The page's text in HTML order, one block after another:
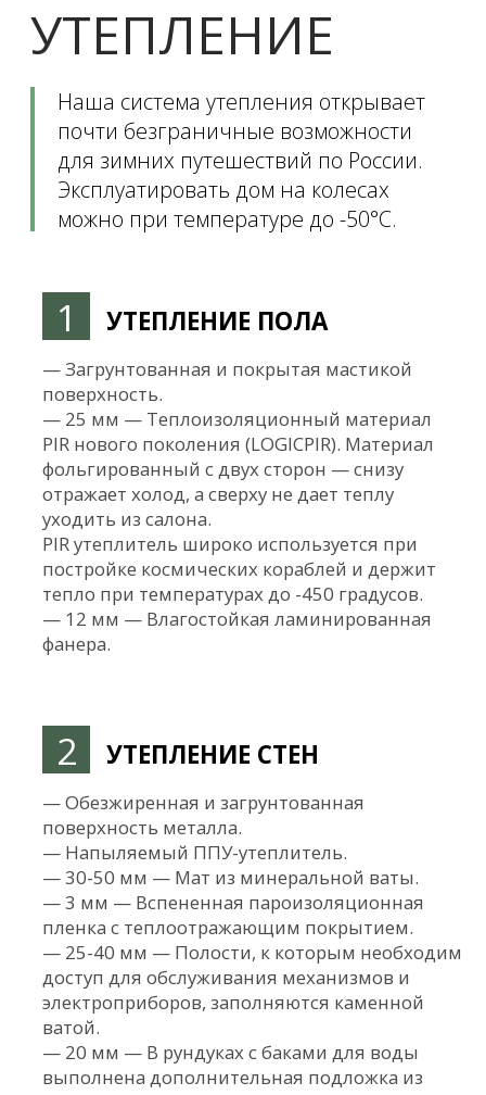
Баки размещены в рундуках по бортам,
чтобы масса автомобиля была
перекосов.
В начале января 2022 мы отправились в
экспедицию на север Карелии, чтобы
протестировать баки, утепление и отопление.
При -25°C все системы работали идеально.
Ничего не замерзало, ночью внутри автодома
было +23 при том, что отопитель работал всего
на треть мощности.
Место выбрано не случайно. Так
эксплуатировать автодома можно при
отрицательных температурах и даже в
условиях Бескрайнего Севера — чтобы ни
чистая, ни серая вода не замерзали, даже
если за окном -40°C.